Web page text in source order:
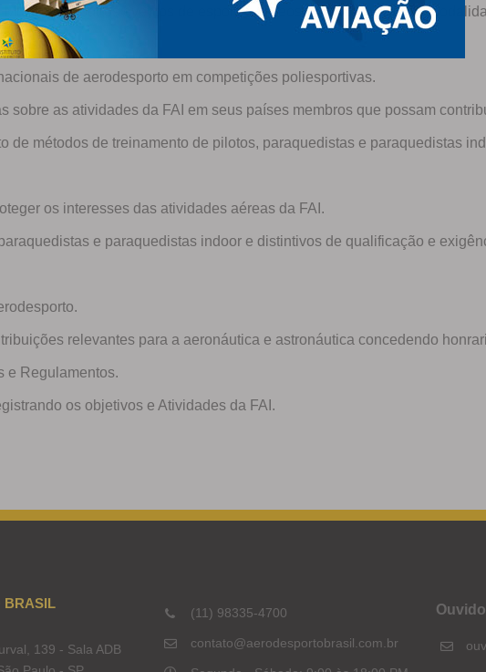
e outros eventos de esportes aéreos internacionais nas
de aerodesporto em competições poliesportivas.
sobre as atividades da FAI em seus países membros que possam
de métodos de treinamento de pilotos, paraquedistas e paraquedistas
os interesses das atividades aéreas da FAI.
e paraquedistas indoor e distintivos de qualificação e
relevantes para a aeronáutica e astronáutica concedendo
e Regulamentos.
os objetivos e Atividades da FAI.
BRASIL
139 - Sala ADB
(11) 98335-4700
contato@aerodesportobrasil.com.br